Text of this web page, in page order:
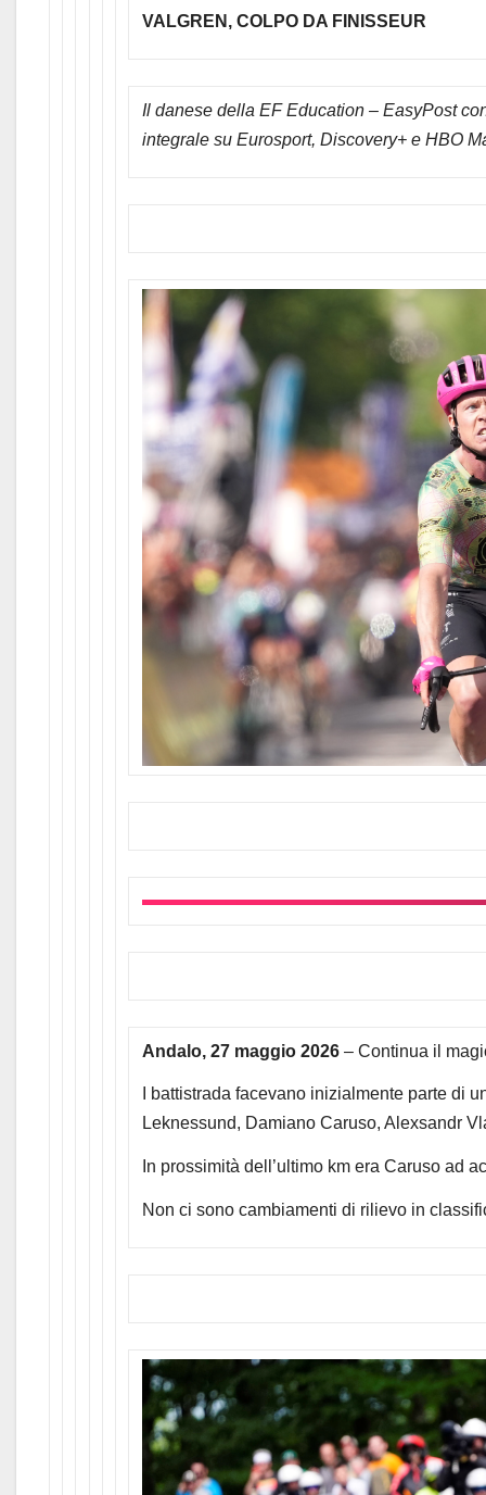
VALGREN, COLPO DA FINISSEUR
Il danese della EF Education – EasyPost
integrale su Eurosport, Discovery+ e HBO
Andalo, 27 maggio 2026– Continua il
I battistrada facevano inizialmente parte di
Leknessund, Damiano Caruso, Alexsandr
In prossimità dell’ultimo km era Caruso ad
Non ci sono cambiamenti di rilievo in